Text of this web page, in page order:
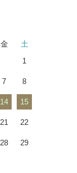
金
土
1
7 8
14 15
21 22
28 29